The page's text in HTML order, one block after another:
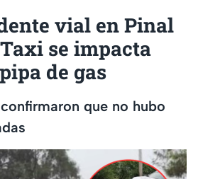
vial en Pinal
se impacta
de gas
que no hubo